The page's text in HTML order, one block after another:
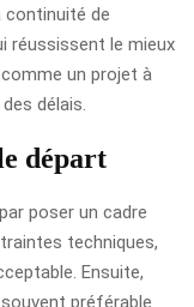
continuité de
réussissent le mieux
un projet à
délais.
départ
poser un cadre
techniques,
Ensuite,
préférable